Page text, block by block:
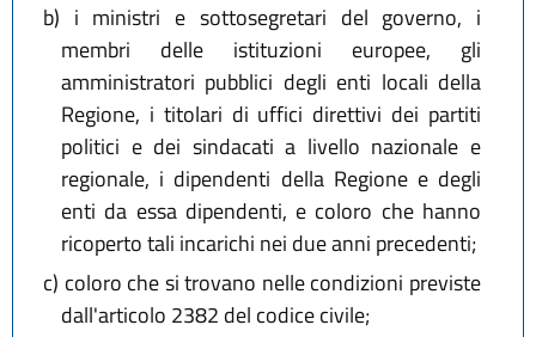
b) i ministri e sottosegretari del governo, i
membri delle istituzioni europee, gli
amministratori pubblici degli enti locali della
Regione, i titolari di uffici direttivi dei partiti
politici e dei sindacati a livello nazionale e
regionale, i dipendenti della Regione e degli
enti da essa dipendenti, e coloro che hanno
ricoperto tali incarichi nei due anni precedenti;
c) coloro che si trovano nelle condizioni previste
dall'articolo 2382 del codice civile;